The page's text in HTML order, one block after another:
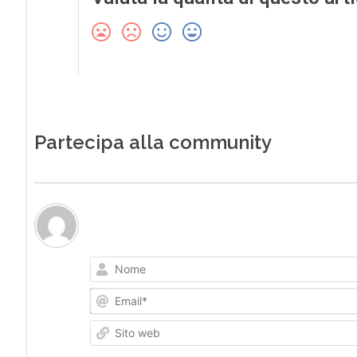
Partecipa alla community